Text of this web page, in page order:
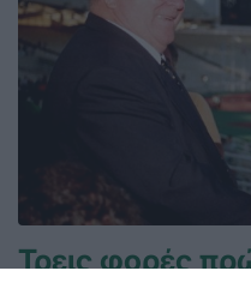
Τρεις φορές